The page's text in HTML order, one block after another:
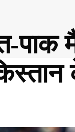
पाक